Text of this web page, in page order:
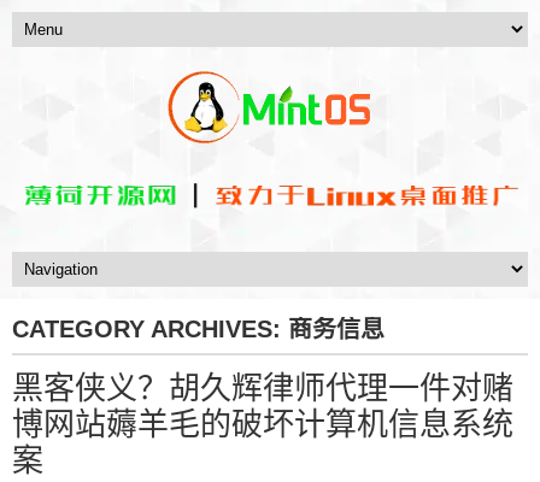
CATEGORY ARCHIVES: 商务信息
黑客侠义？胡久辉律师代理一件对赌
博网站薅羊毛的破坏计算机信息系统
案